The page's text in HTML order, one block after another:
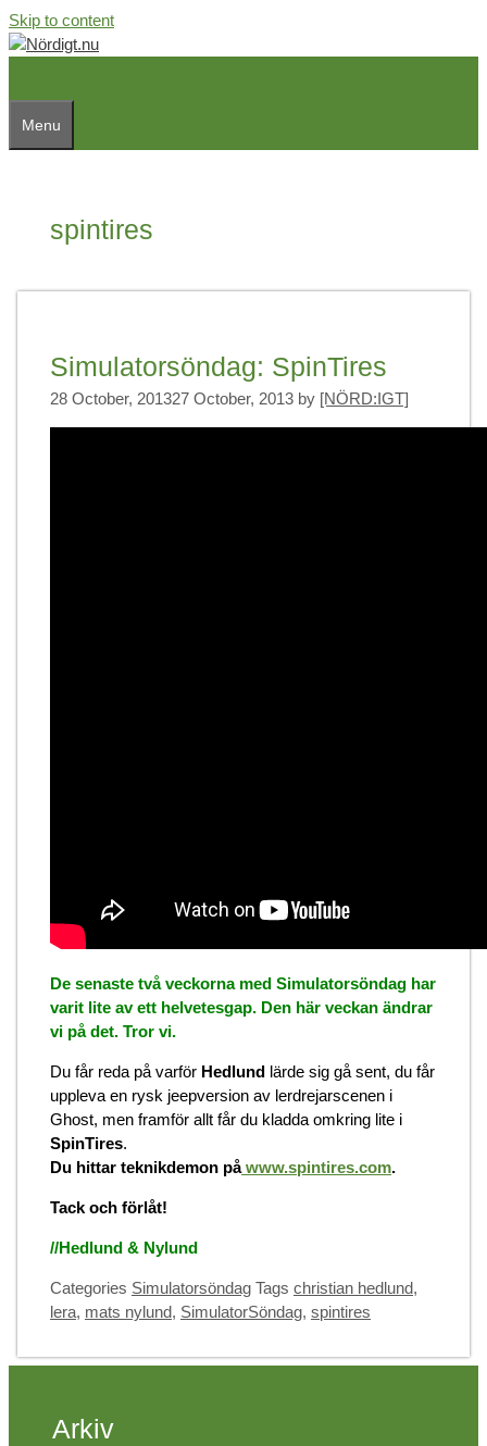
Skip to content
Menu
spintires
Simulatorsöndag: SpinTires
28 October, 201327 October, 2013 by [NÖRD:IGT]
De senaste två veckorna med Simulatorsöndag har
varit lite av ett helvetesgap. Den här veckan ändrar
vi på det. Tror vi.
Du får reda på varför Hedlund lärde sig gå sent, du får
uppleva en rysk jeepversion av lerdrejarscenen i
Ghost, men framför allt får du kladda omkring lite i
SpinTires.
Du hittar teknikdemon påwww.spintires.com.
Tack och förlåt!
//Hedlund & Nylund
Categories Simulatorsöndag Tags christian hedlund,
lera, mats nylund, SimulatorSöndag, spintires
Arkiv